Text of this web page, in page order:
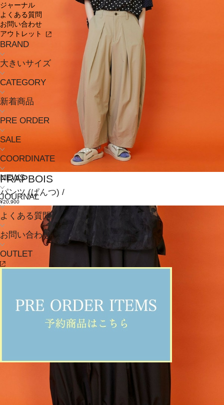
ジャーナル
よくある質問
お問い合わせ
アウトレット
BRAND
大きいサイズ
CATEGORY
新着商品
PRE ORDER
SALE
COORDINATE
NEWS
JOURNAL
よくある質問
お問い合わせ
OUTLET
FRAPBOIS
パンツ(ぱんつ) /
¥20,900